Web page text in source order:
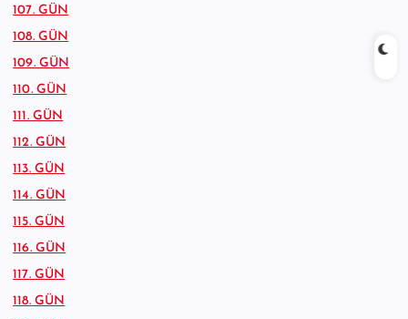
107. GÜN
108. GÜN
109. GÜN
110. GÜN
111. GÜN
112. GÜN
113. GÜN
114. GÜN
115. GÜN
116. GÜN
117. GÜN
118. GÜN